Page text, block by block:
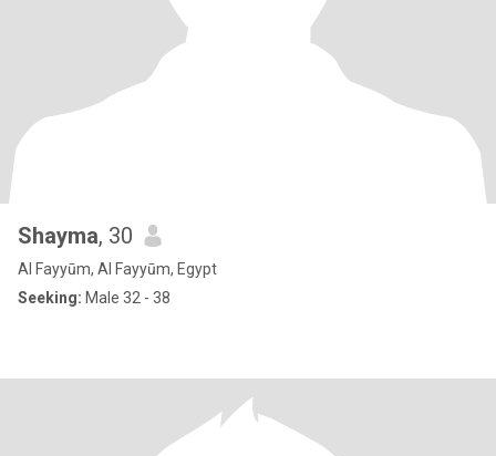
Shayma, 30
Al Fayyūm, Al Fayyūm, Egypt
Seeking: Male 32 - 38